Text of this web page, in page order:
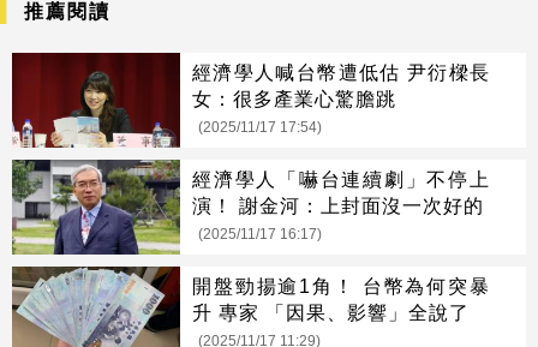
推薦閱讀
經濟學人喊台幣遭低估 尹衍樑長
女：很多產業心驚膽跳
(2025/11/17 17:54)
經濟學人「嚇台連續劇」不停上
演！ 謝金河：上封面沒一次好的
(2025/11/17 16:17)
開盤勁揚逾1角！ 台幣為何突暴
升 專家 「因果、影響」全說了
(2025/11/17 11:29)